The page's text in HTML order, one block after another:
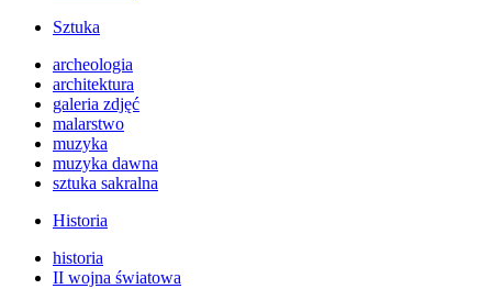
Sztuka
archeologia
architektura
galeria zdjęć
malarstwo
muzyka
muzyka dawna
sztuka sakralna
Historia
historia
II wojna światowa